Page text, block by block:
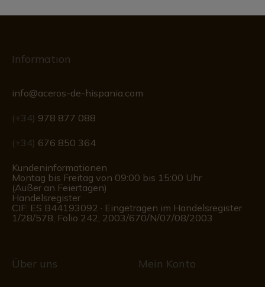
Information
info@aceros-de-hispania.com
(+34) 978 877 088
(+34) 676 850 364
Kundeninformationen
Montag bis Freitag von 09:00 bis 15:00 Uhr
(Außer an Feiertagen)
Handelsregister
CIF: ES B44193092 · Eingetragen im Handelsregister
1/28/578, Folio 242, 2003/670/N/07/08/2003
Über uns Mein Konto